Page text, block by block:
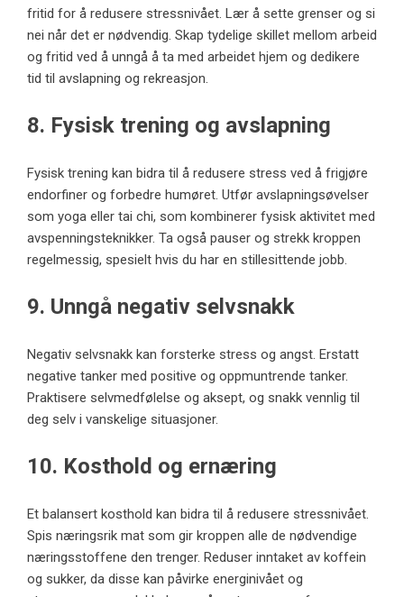
fritid for å redusere stressnivået. Lær å sette grenser og si
nei når det er nødvendig. Skap tydelige skillet mellom arbeid
og fritid ved å unngå å ta med arbeidet hjem og dedikere
tid til avslapning og rekreasjon.
8. Fysisk trening og avslapning
Fysisk trening kan bidra til å redusere stress ved å frigjøre
endorfiner og forbedre humøret. Utfør avslapningsøvelser
som yoga eller tai chi, som kombinerer fysisk aktivitet med
avspenningsteknikker. Ta også pauser og strekk kroppen
regelmessig, spesielt hvis du har en stillesittende jobb.
9. Unngå negativ selvsnakk
Negativ selvsnakk kan forsterke stress og angst. Erstatt
negative tanker med positive og oppmuntrende tanker.
Praktisere selvmedfølelse og aksept, og snakk vennlig til
deg selv i vanskelige situasjoner.
10. Kosthold og ernæring
Et balansert kosthold kan bidra til å redusere stressnivået.
Spis næringsrik mat som gir kroppen alle de nødvendige
næringsstoffene den trenger. Reduser inntaket av koffein
og sukker, da disse kan påvirke energinivået og